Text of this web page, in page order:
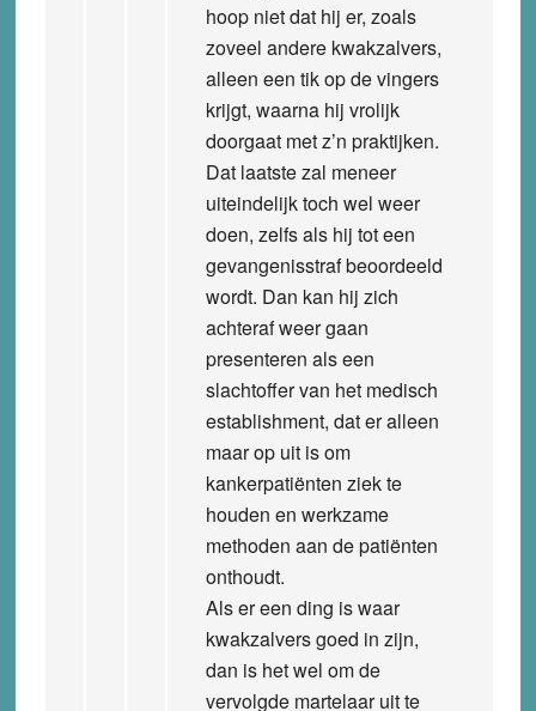
hoop niet dat hij er, zoals
zoveel andere kwakzalvers,
alleen een tik op de vingers
krijgt, waarna hij vrolijk
doorgaat met z’n praktijken.
Dat laatste zal meneer
uiteindelijk toch wel weer
doen, zelfs als hij tot een
gevangenisstraf beoordeeld
wordt. Dan kan hij zich
achteraf weer gaan
presenteren als een
slachtoffer van het medisch
establishment, dat er alleen
maar op uit is om
kankerpatiënten ziek te
houden en werkzame
methoden aan de patiënten
onthoudt.
Als er een ding is waar
kwakzalvers goed in zijn,
dan is het wel om de
vervolgde martelaar uit te